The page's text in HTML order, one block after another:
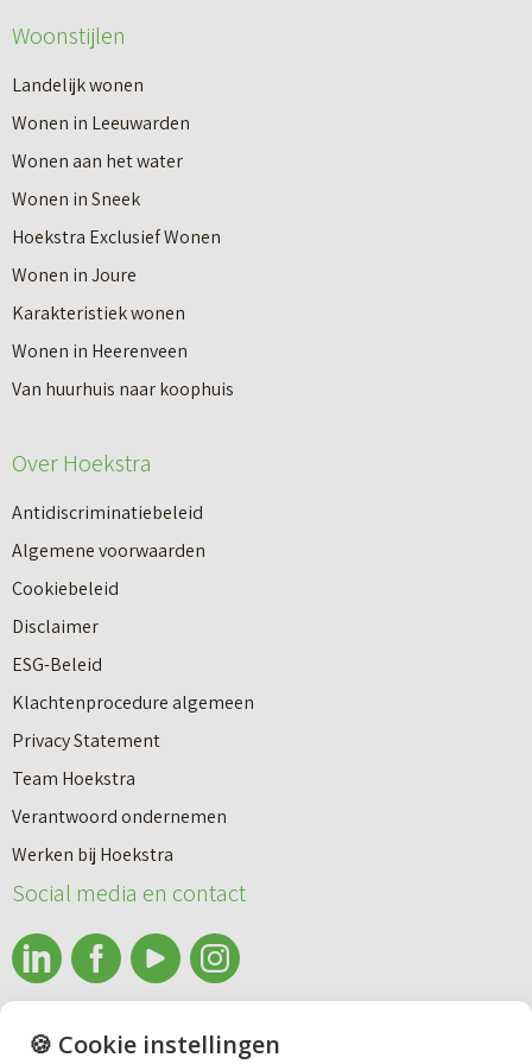
Nieuwbouw
Huren
Bedrijfsmakelaardij
Woonstijlen
Landelijk wonen
Wonen in Leeuwarden
Wonen aan het water
Wonen in Sneek
Hoekstra Exclusief Wonen
Wonen in Joure
Karakteristiek wonen
Wonen in Heerenveen
Van huurhuis naar koophuis
Over Hoekstra
Antidiscriminatiebeleid
Algemene voorwaarden
Cookiebeleid
Disclaimer
ESG-Beleid
Klachtenprocedure algemeen
Privacy Statement
Team Hoekstra
Verantwoord ondernemen
Werken bij Hoekstra
Social media en contact
info@makelaardijhoekstra.nl
🍪 Cookie instellingen